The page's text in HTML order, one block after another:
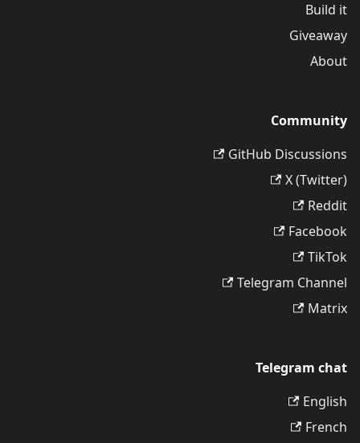
Build it
Giveaway
About
Community
GitHub Discussions
X (Twitter)
Reddit
Facebook
TikTok
Telegram Channel
Matrix
Telegram chat
English
French